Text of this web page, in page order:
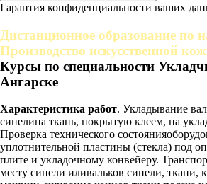
Гарантия конфиденциальности ваших
Дистанционное образование по
Производство искусственной
Курсы по специальности
Ангарске
Характеристика работ. Укладывание
синелина ткань, покрытую клеем, на
Проверка технического
уплотнительной пластины (стекла) под
плите и укладочному конвейеру.
месту синели иливальков синели, ткани,